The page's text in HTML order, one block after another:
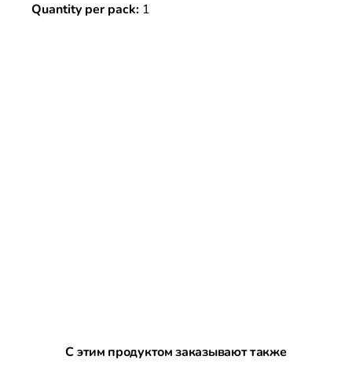
Quantity per pack: 1
Пропустить галерею продуктов
С этим продуктом заказывают также